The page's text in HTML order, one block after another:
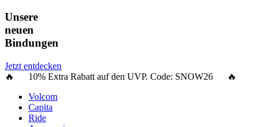
Unsere
neuen
Bindungen
Jetzt entdecken
🔥 10% Extra Rabatt auf den UVP. Code: SNOW26 🔥
Volcom
Capita
Ride